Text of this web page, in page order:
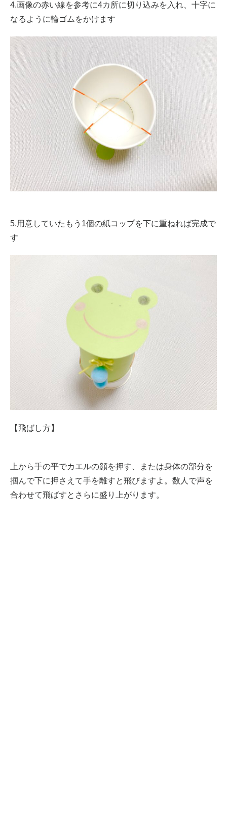
4.画像の赤い線を参考に4カ所に切り込みを入れ、十字に
なるように輪ゴムをかけます
5.用意していたもう1個の紙コップを下に重ねれば完成で
す
【飛ばし方】
上から手の平でカエルの顔を押す、または身体の部分を
掴んで下に押さえて手を離すと飛びますよ。数人で声を
合わせて飛ばすとさらに盛り上がります。